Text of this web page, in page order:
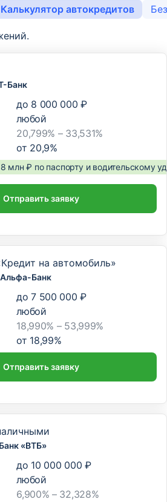
Калькулятор автокредитов
Банк
до 8 000 000 ₽
любой
20,799% – 33,531%
от 20,9%
млн ₽ по паспорту и водительскому
Отправить заявку
на автомобиль»
Альфа-Банк
до 7 500 000 ₽
любой
18,990% – 53,999%
от 18,99%
Отправить заявку
Банк «ВТБ»
до 10 000 000 ₽
любой
6,900% – 32,328%